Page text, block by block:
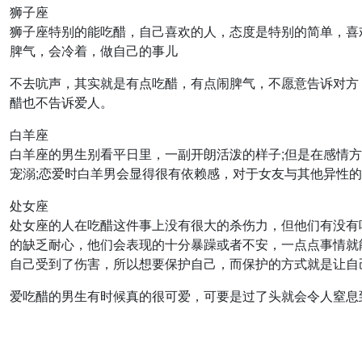
狮子座
狮子座特别的能吃醋，自己喜欢的人，态度是特别的简单，
脾气，会冷着，做自己的事儿
不去吭声，其实就是有点吃醋，有点闹脾气，不愿意告诉对
醋也不告诉爱人。
白羊座
白羊座的男生别看平日里，一副开朗活泼的样子;但是在感情
宠溺;恋爱时白羊男会显得很有依赖感，对于女友与其他异性
处女座
处女座的人在吃醋这件事上没有很大的杀伤力，但他们有没
的缺乏耐心，他们会表现的十分暴躁或者不安，一点点事情
自己受到了伤害，所以想要保护自己，而保护的方式就是让
爱吃醋的男生有时候真的很可爱，可要是过了头就会令人窒